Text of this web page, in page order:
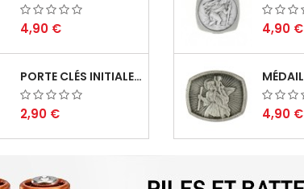
4,90 €
PORTE CLÉS INITIALE LETTRE M EN MÉTAL...
2,90 €
4,90 €
4,90 €